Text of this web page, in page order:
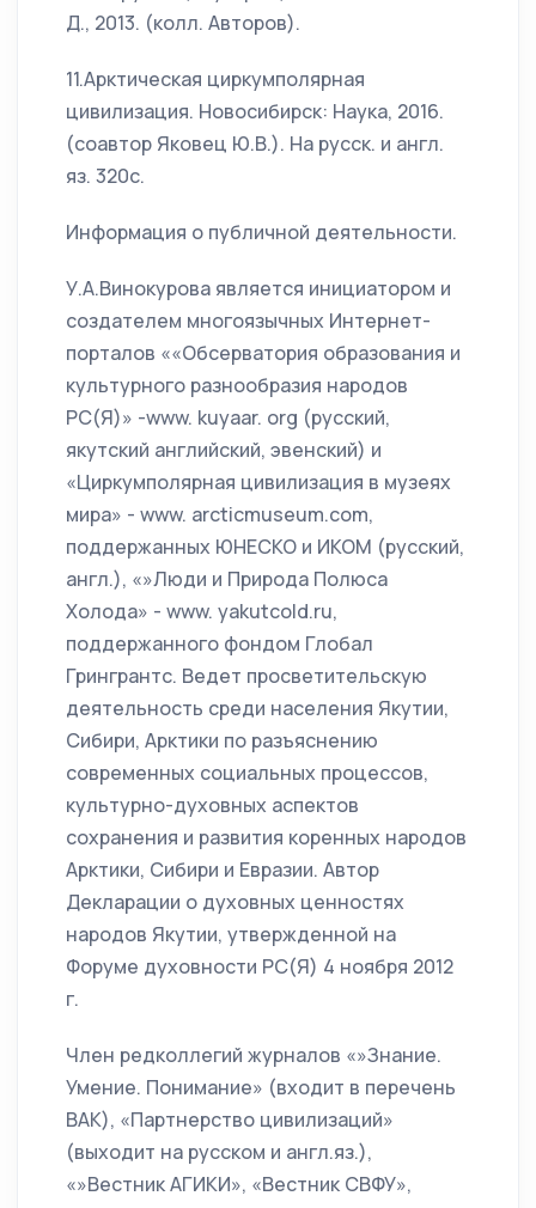
Д., 2013. (колл. Авторов).
11.Арктическая циркумполярная
цивилизация. Новосибирск: Наука, 2016.
(соавтор Яковец Ю.В.). На русск. и англ.
яз. 320с.
Информация о публичной деятельности.
У.А.Винокурова является инициатором и
создателем многоязычных Интернет-
порталов ««Обсерватория образования и
культурного разнообразия народов
РС(Я)» -www. kuyaar. оrg (русский,
якутский английский, эвенский) и
«Циркумполярная цивилизация в музеях
мира» - www. arcticmuseum.com,
поддержанных ЮНЕСКО и ИКОМ (русский,
англ.), «»Люди и Природа Полюса
Холода» - www. yakutcold.ru,
поддержанного фондом Глобал
Грингрантс. Ведет просветительскую
деятельность среди населения Якутии,
Сибири, Арктики по разъяснению
современных социальных процессов,
культурно-духовных аспектов
сохранения и развития коренных народов
Арктики, Сибири и Евразии. Автор
Декларации о духовных ценностях
народов Якутии, утвержденной на
Форуме духовности РС(Я) 4 ноября 2012
г.
Член редколлегий журналов «»Знание.
Умение. Понимание» (входит в перечень
ВАК), «Партнерство цивилизаций»
(выходит на русском и англ.яз.),
«»Вестник АГИКИ», «Вестник СВФУ»,